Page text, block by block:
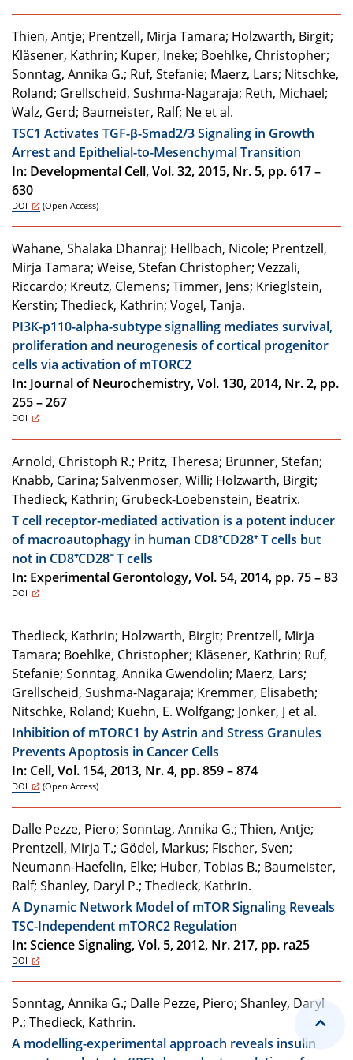
Thien, Antje; Prentzell, Mirja Tamara; Holzwarth, Birgit;
Kläsener, Kathrin; Kuper, Ineke; Boehlke, Christopher;
Sonntag, Annika G.; Ruf, Stefanie; Maerz, Lars; Nitschke,
Roland; Grellscheid, Sushma-Nagaraja; Reth, Michael;
Walz, Gerd; Baumeister, Ralf; Ne et al.
TSC1 Activates TGF-β-Smad2/3 Signaling in Growth
Arrest and Epithelial-to-Mesenchymal Transition
In: Developmental Cell, Vol. 32, 2015, Nr. 5, pp. 617 –
630
DOI (Open Access)
Wahane, Shalaka Dhanraj; Hellbach, Nicole; Prentzell,
Mirja Tamara; Weise, Stefan Christopher; Vezzali,
Riccardo; Kreutz, Clemens; Timmer, Jens; Krieglstein,
Kerstin; Thedieck, Kathrin; Vogel, Tanja.
PI3K-p110-alpha-subtype signalling mediates survival,
proliferation and neurogenesis of cortical progenitor
cells via activation of mTORC2
In: Journal of Neurochemistry, Vol. 130, 2014, Nr. 2, pp.
255 – 267
DOI
Arnold, Christoph R.; Pritz, Theresa; Brunner, Stefan;
Knabb, Carina; Salvenmoser, Willi; Holzwarth, Birgit;
Thedieck, Kathrin; Grubeck-Loebenstein, Beatrix.
T cell receptor-mediated activation is a potent inducer
of macroautophagy in human CD8⁺CD28⁺ T cells but
not in CD8⁺CD28⁻ T cells
In: Experimental Gerontology, Vol. 54, 2014, pp. 75 – 83
DOI
Thedieck, Kathrin; Holzwarth, Birgit; Prentzell, Mirja
Tamara; Boehlke, Christopher; Kläsener, Kathrin; Ruf,
Stefanie; Sonntag, Annika Gwendolin; Maerz, Lars;
Grellscheid, Sushma-Nagaraja; Kremmer, Elisabeth;
Nitschke, Roland; Kuehn, E. Wolfgang; Jonker, J et al.
Inhibition of mTORC1 by Astrin and Stress Granules
Prevents Apoptosis in Cancer Cells
In: Cell, Vol. 154, 2013, Nr. 4, pp. 859 – 874
DOI (Open Access)
Dalle Pezze, Piero; Sonntag, Annika G.; Thien, Antje;
Prentzell, Mirja T.; Gödel, Markus; Fischer, Sven;
Neumann-Haefelin, Elke; Huber, Tobias B.; Baumeister,
Ralf; Shanley, Daryl P.; Thedieck, Kathrin.
A Dynamic Network Model of mTOR Signaling Reveals
TSC-Independent mTORC2 Regulation
In: Science Signaling, Vol. 5, 2012, Nr. 217, pp. ra25
DOI
Sonntag, Annika G.; Dalle Pezze, Piero; Shanley, Daryl
P.; Thedieck, Kathrin.
A modelling-experimental approach reveals insulin